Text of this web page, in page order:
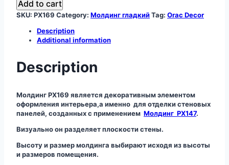
quantity
Add to cart
SKU: PX169 Category: Молдинг гладкийTag: Orac Decor
Description
Additional information
Description
Молдинг PX169 является декоративным элементом
оформления интерьера,а именно для отделки стеновых
панелей, созданных с применением Молдинг РХ147.
Визуально он разделяет плоскости стены.
Высоту и размер молдинга выбирают исходя из высоты
и размеров помещения.